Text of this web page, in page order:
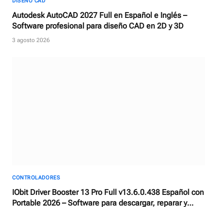
Autodesk AutoCAD 2027 Full en Español e Inglés –
Software profesional para diseño CAD en 2D y 3D
3 agosto 2026
CONTROLADORES
IObit Driver Booster 13 Pro Full v13.6.0.438 Español con
Portable 2026 – Software para descargar, reparar y